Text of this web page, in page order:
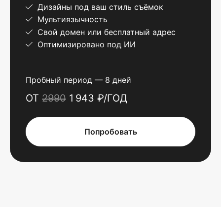
Дизайны под ваш стиль съёмок
Мультиязычность
Свой домен или бесплатный адрес
Оптимизировано под ИИ
Пробный период — 8 дней
ОТ 2990 1 943 ₽/ГОД
Попробовать